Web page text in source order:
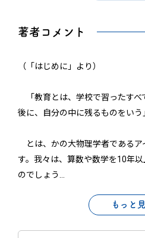
著者コメント
（「はじめに」より）
「教育とは、学校で習ったすべ
後に、自分の中に残るものをいう
とは、かの大物理学者であるア
す。我々は、算数や数学を10年
のでしょう
もっと